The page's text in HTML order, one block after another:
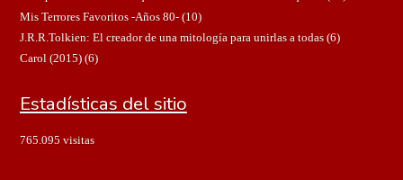
Mis Terrores Favoritos -Años 80-(10)
J.R.R.Tolkien: El creador de una mitología para unirlas a todas(6)
Carol (2015)(6)
Estadísticas del sitio
765.095 visitas